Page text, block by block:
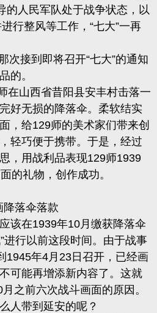
的人民军队处于战争状态，以
行整风等工作，“七大”一再
次接到即将召开“七大”的通知
的。
在山西省昔阳县安丰村击落一
好无损的降落伞。柔软结实
，给129师的美术家们带来创
轻巧便于携带。于是，经过
，用战利品表现129师1939
的礼物，创作成功。
降落伞落款
该在1939年10月缴获降落伞
进行以前这段时间。由于战事
1945年4月23日召开，已经画
可能再增添新内容了。这就
之前六次战斗画面的原因。
人带到延安的呢？